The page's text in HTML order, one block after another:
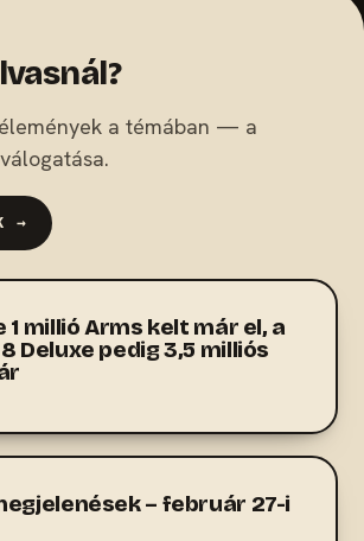
a témában — a
→
millió Arms kelt már el, a
Deluxe pedig 3,5 milliós
– február 27-i